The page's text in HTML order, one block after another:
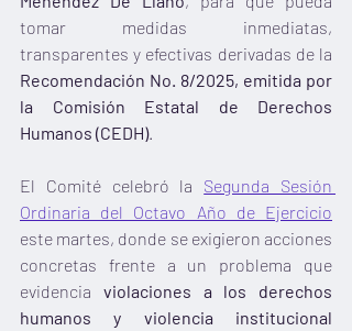
tomar medidas inmediatas,
Recomendación No. 8/2025, emitida por
la Comisión Estatal de Derechos
Humanos (CEDH).
El Comité celebró la Segunda Sesión
Ordinaria del Octavo Año de Ejercicio
este martes, donde se exigieron acciones
concretas frente a un problema que
evidencia violaciones a los derechos
humanos y violencia institucional